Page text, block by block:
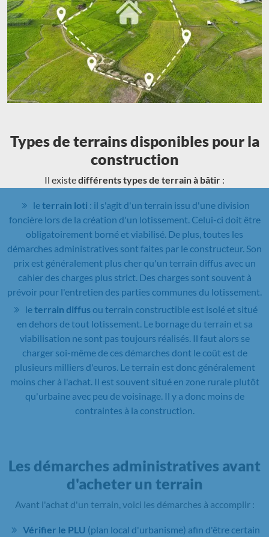
Types de terrains disponibles pour la
construction
Il existedifférents types de terrain à bâtir :
leterrain loti : il s'agit d'un terrain issu d'une division
foncière lors de la création d'un lotissement. Celui-ci doit être
obligatoirement borné et viabilisé. De plus, toutes les
démarches administratives sont faites par le constructeur. Son
prix est généralement plus cher qu'un terrain diffus avec un
cahier des charges plus strict. Des charges sont souvent à
prévoir pour l'entretien des parties communes du lotissement.
leterrain diffusou terrain constructible est isolé et situé
en dehors de tout lotissement. Le bornage du terrain et sa
viabilisation ne sont pas toujours réalisés. Il faut alors se
charger soi-même de ces démarches dont le coût est de
plusieurs milliers d'euros. Le terrain est donc généralement
moins cher à l'achat. Il est souvent situé en zone rurale plutôt
qu'urbaine avec peu de voisinage. Il y a donc moins de
contraintes à la construction.
Les démarches administratives avant
d'acheter un terrain
Avant l'achat d'un terrain, voici les démarches à accomplir :
Vérifier le PLU (plan local d'urbanisme) afin d'être certain